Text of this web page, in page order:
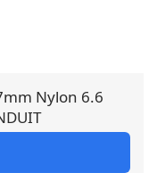
Nylon 6.6